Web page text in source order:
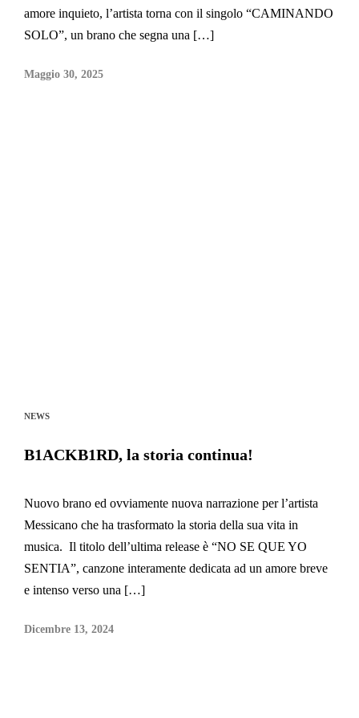
amore inquieto, l’artista torna con il singolo “CAMINANDO
SOLO”, un brano che segna una […]
Maggio 30, 2025
NEWS
B1ACKB1RD, la storia continua!
Nuovo brano ed ovviamente nuova narrazione per l’artista
Messicano che ha trasformato la storia della sua vita in
musica. Il titolo dell’ultima release è “NO SE QUE YO
SENTIA”, canzone interamente dedicata ad un amore breve
e intenso verso una […]
Dicembre 13, 2024